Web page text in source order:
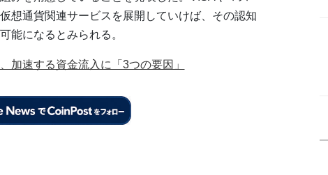
想通貨関連サービスを展開していけば、その認知
能になるとみられる。
加速する資金流入に「3つの要因」